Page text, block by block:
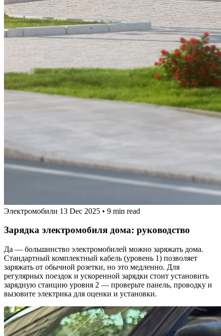
Электромобили 13 Dec 2025 • 9 min read
Зарядка электромобиля дома: руководство
Да — большинство электромобилей можно заряжать дома.
Стандартный комплектный кабель (уровень 1) позволяет
заряжать от обычной розетки, но это медленно. Для
регулярных поездок и ускоренной зарядки стоит установить
зарядную станцию уровня 2 — проверьте панель, проводку и
вызовите электрика для оценки и установки.